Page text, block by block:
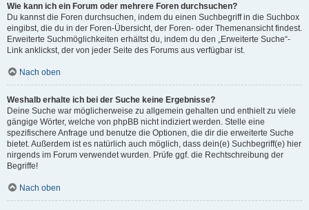
Wie kann ich ein Forum oder mehrere Foren durchsuchen?
Du kannst die Foren durchsuchen, indem du einen Suchbegriff in die Suchbox
eingibst, die du in der Foren-Übersicht, der Foren- oder Themenansicht findest.
Erweiterte Suchmöglichkeiten erhältst du, indem du den „Erweiterte Suche“-
Link anklickst, der von jeder Seite des Forums aus verfügbar ist.
Nach oben
Weshalb erhalte ich bei der Suche keine Ergebnisse?
Deine Suche war möglicherweise zu allgemein gehalten und enthielt zu viele
gängige Wörter, welche von phpBB nicht indiziert werden. Stelle eine
spezifischere Anfrage und benutze die Optionen, die dir die erweiterte Suche
bietet. Außerdem ist es natürlich auch möglich, dass dein(e) Suchbegriff(e) hier
nirgends im Forum verwendet wurden. Prüfe ggf. die Rechtschreibung der
Begriffe!
Nach oben